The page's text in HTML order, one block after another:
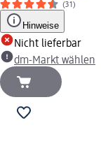
(31)
Hinweise
Nicht lieferbar
dm-Markt wählen